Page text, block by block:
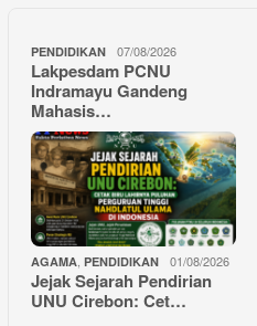
PENDIDIKAN 07/08/2026
Lakpesdam PCNU
Indramayu Gandeng
Mahasis…
AGAMA PENDIDIKAN 01/08/2026
Jejak Sejarah Pendirian
UNU Cirebon: Cet…